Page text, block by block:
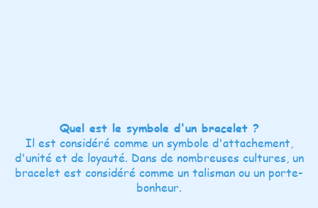
Quel est le symbole d'un bracelet ?
Il est considéré comme un symbole d'attachement,
d'unité et de loyauté. Dans de nombreuses cultures, un
bracelet est considéré comme un talisman ou un porte-
bonheur.